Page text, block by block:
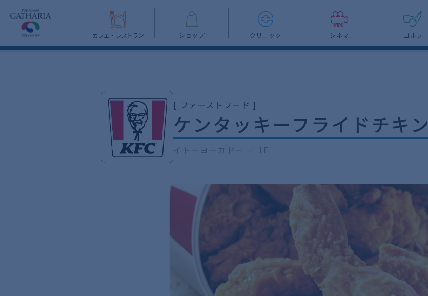
カフェ・レストラン ショップ クリニック シネマ ゴルフ
[ ファーストフード ]
ケンタッキーフライドチキン
イトーヨーカドー ／ 1F